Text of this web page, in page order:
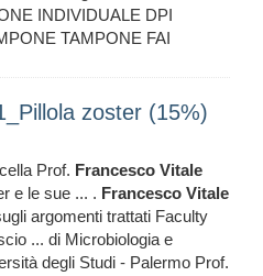
INDIVIDUALE DPI
TAMPONE FAI
zoster (15%)
Prof. Francesco Vitale
e le sue ... . Francesco Vitale
argomenti trattati Faculty
... di Microbiologia e
degli Studi - Palermo Prof.